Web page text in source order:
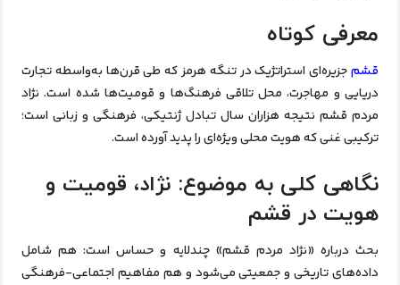
معرفی کوتاه
قشمجزیره‌ای استراتژیک در تنگه هرمز که طی قرن‌ها به‌واسطه تجارت
دریایی و مهاجرت، محل تلاقی فرهنگ‌ها و قومیت‌ها شده است. نژاد
مردم قشم نتیجه هزاران سال تبادل ژنتیکی، فرهنگی و زبانی است؛
ترکیبی غنی که هویت محلی ویژه‌ای را پدید آورده است.
نگاهی کلی به موضوع: نژاد، قومیت و
هویت در قشم
بحث درباره «نژاد مردم قشم» چندلایه و حساس است: هم شامل
داده‌های تاریخی و جمعیتی می‌شود و هم مفاهیم اجتماعی-فرهنگی